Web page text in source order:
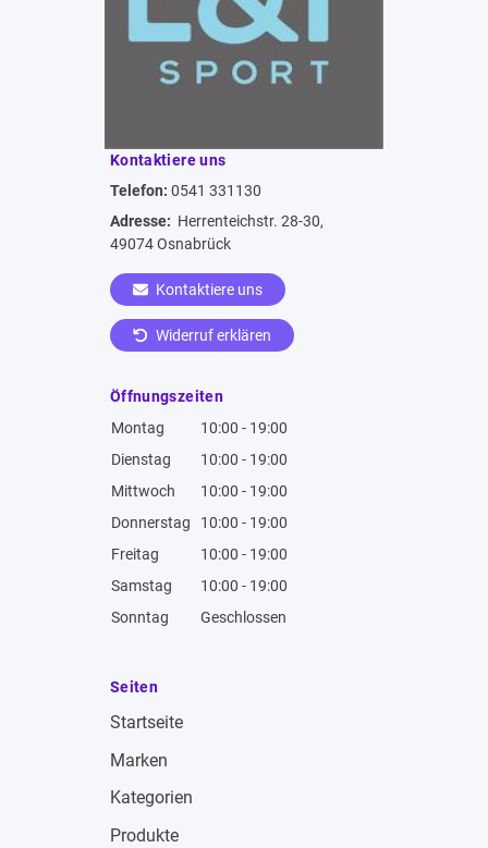
Kontaktiere uns
Telefon: 0541 331130
Adresse: Herrenteichstr. 28-30,
49074 Osnabrück
Kontaktiere uns
Widerruf erklären
Öffnungszeiten
Montag
10:00 - 19:00
Dienstag
10:00 - 19:00
Mittwoch
10:00 - 19:00
Donnerstag
10:00 - 19:00
Freitag
10:00 - 19:00
Samstag
10:00 - 19:00
Sonntag
Geschlossen
Seiten
Startseite
Marken
Kategorien
Produkte